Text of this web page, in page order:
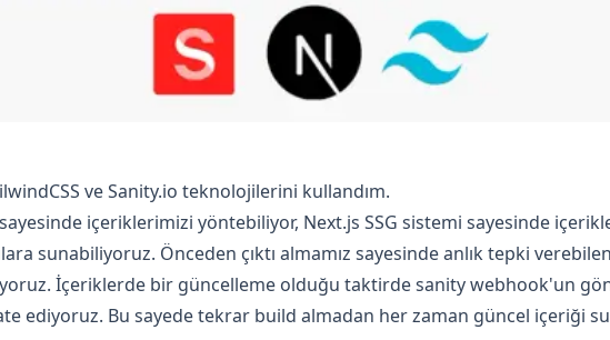
ve Sanity.io teknolojilerini kullandım.
içeriklerimizi yöntebiliyor, Next.js SSG sistemi sayesinde
sunabiliyoruz. Önceden çıktı almamız sayesinde anlık tepki
İçeriklerde bir güncelleme olduğu taktirde sanity webhook'un
ediyoruz. Bu sayede tekrar build almadan her zaman güncel içeriği